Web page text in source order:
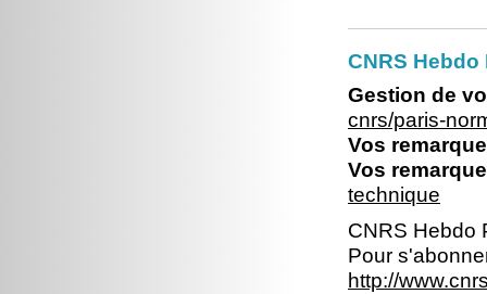
CNRS
Gestion de
cnrs/paris-
Vos
Vos
technique
CNRS Hebdo
Pour
http://